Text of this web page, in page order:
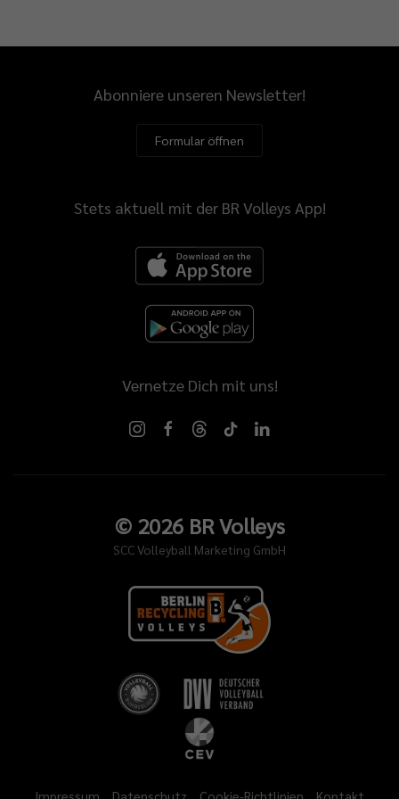
Abonniere unseren Newsletter!
Formular öffnen
Stets aktuell mit der BR Volleys App!
Vernetze Dich mit uns!
© 2026BR Volleys
SCC Volleyball Marketing GmbH